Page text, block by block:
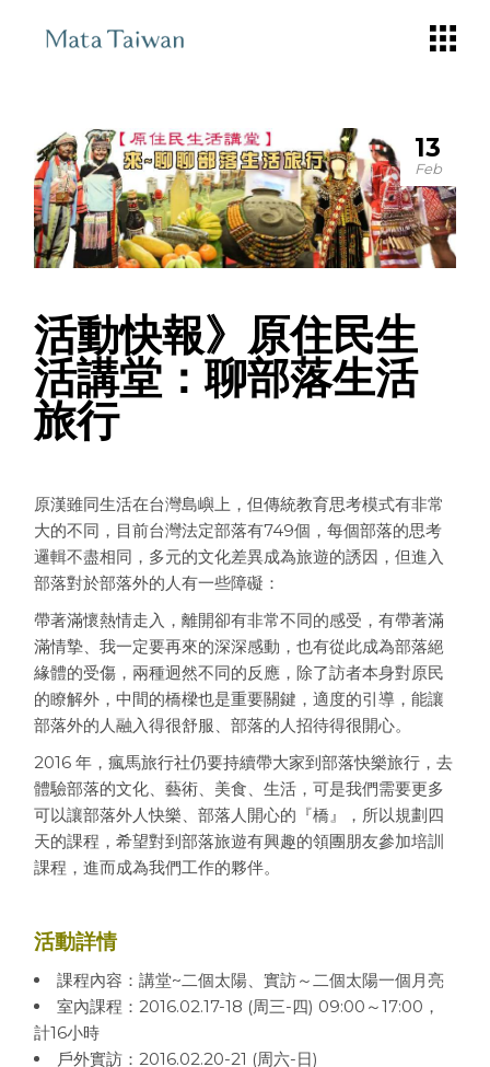
13
Feb
活動快報》原住民生
活講堂：聊部落生活
旅行
原漢雖同生活在台灣島嶼上，但傳統教育思考模式有非常
大的不同，目前台灣法定部落有749個，每個部落的思考
邏輯不盡相同，多元的文化差異成為旅遊的誘因，但進入
部落對於部落外的人有一些障礙：
帶著滿懷熱情走入，離開卻有非常不同的感受，有帶著滿
滿情摯、我一定要再來的深深感動，也有從此成為部落絕
緣體的受傷，兩種迥然不同的反應，除了訪者本身對原民
的瞭解外，中間的橋樑也是重要關鍵，適度的引導，能讓
部落外的人融入得很舒服、部落的人招待得很開心。
2016 年，瘋馬旅行社仍要持續帶大家到部落快樂旅行，去
體驗部落的文化、藝術、美食、生活，可是我們需要更多
可以讓部落外人快樂、部落人開心的『橋』，所以規劃四
天的課程，希望對到部落旅遊有興趣的領團朋友參加培訓
課程，進而成為我們工作的夥伴。
活動詳情
課程內容：講堂~二個太陽、實訪～二個太陽一個月亮
室內課程：2016.02.17-18 (周三-四) 09:00～17:00，
計16小時
戶外實訪：2016.02.20-21 (周六-日)